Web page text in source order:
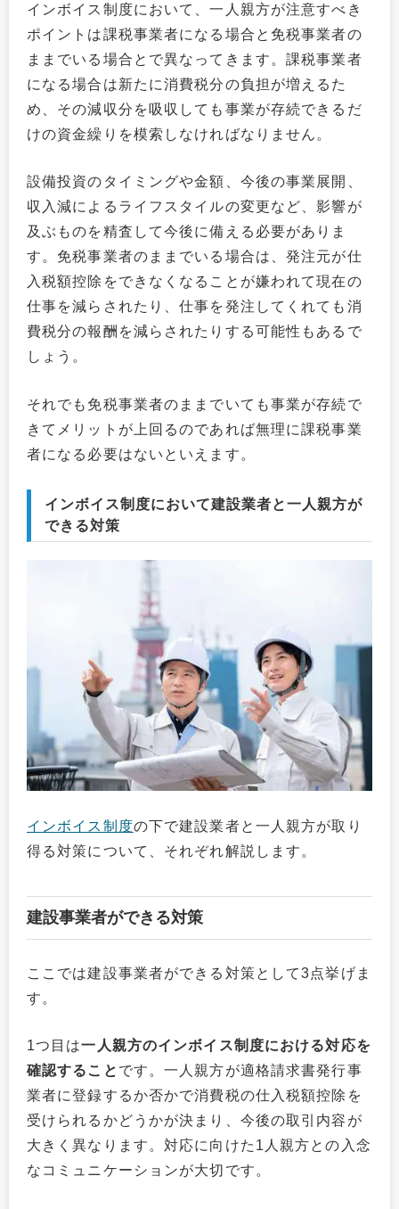
インボイス制度において、一人親方が注意すべき
ポイントは課税事業者になる場合と免税事業者の
ままでいる場合とで異なってきます。課税事業者
になる場合は新たに消費税分の負担が増えるた
め、その減収分を吸収しても事業が存続できるだ
けの資金繰りを模索しなければなりません。
設備投資のタイミングや金額、今後の事業展開、
収入減によるライフスタイルの変更など、影響が
及ぶものを精査して今後に備える必要がありま
す。免税事業者のままでいる場合は、発注元が仕
入税額控除をできなくなることが嫌われて現在の
仕事を減らされたり、仕事を発注してくれても消
費税分の報酬を減らされたりする可能性もあるで
しょう。
それでも免税事業者のままでいても事業が存続で
きてメリットが上回るのであれば無理に課税事業
者になる必要はないといえます。
インボイス制度において建設業者と一人親方が
できる対策
インボイス制度の下で建設業者と一人親方が取り
得る対策について、それぞれ解説します。
建設事業者ができる対策
ここでは建設事業者ができる対策として3点挙げま
す。
1つ目は一人親方のインボイス制度における対応を
確認すること です。一人親方が適格請求書発行事
業者に登録するか否かで消費税の仕入税額控除を
受けられるかどうかが決まり、今後の取引内容が
大きく異なります。対応に向けた1人親方との入念
なコミュニケーションが大切です。